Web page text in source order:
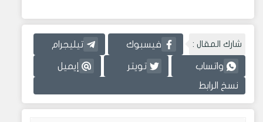
شارك المقال : فيسبوك تيليجرام
واتساب تويتر إيميل
نسخ الرابط